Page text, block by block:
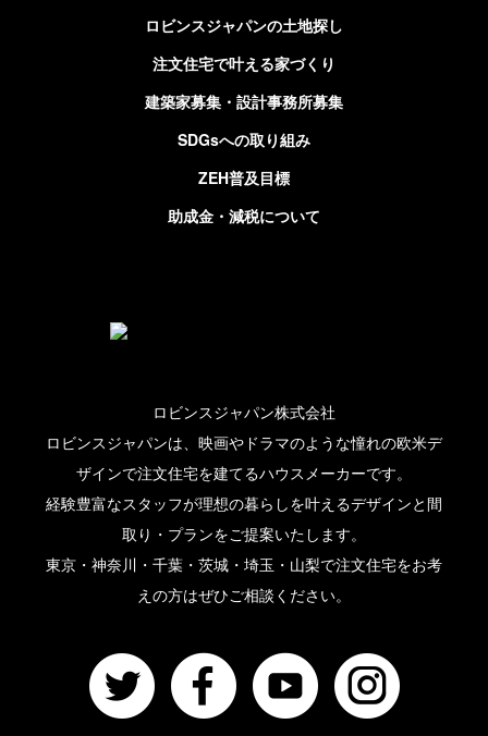
ロビンスジャパンの土地探し
注文住宅で叶える家づくり
建築家募集・設計事務所募集
SDGsへの取り組み
ZEH普及目標
助成金・減税について
ロビンスジャパン株式会社
ロビンスジャパンは、映画やドラマのような憧れの欧米デ
ザインで注文住宅を建てるハウスメーカーです。
経験豊富なスタッフが理想の暮らしを叶えるデザインと間
取り・プランをご提案いたします。
東京・神奈川・千葉・茨城・埼玉・山梨で注文住宅をお考
えの方はぜひご相談ください。